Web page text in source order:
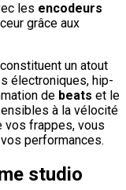
les encodeurs
grâce aux
constituent un atout
électroniques, hip-
de beats et le
à la vélocité
vos frappes, vous
performances.
studio